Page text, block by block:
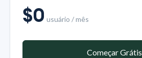
$0 usuário / mês
Começar Grátis